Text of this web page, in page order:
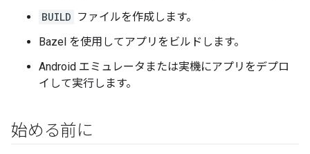
BUILD ファイルを作成します。
Bazel を使用してアプリをビルドします。
Android エミュレータまたは実機にアプリをデプロ
イして実行します。
始める前に